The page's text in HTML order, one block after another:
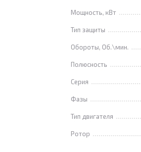
Мощность, кВт
Тип защиты
Обороты, Об.\мин.
Полюсность
Серия
Фазы
Тип двигателя
Ротор